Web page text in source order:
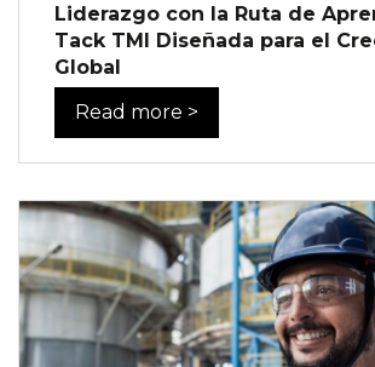
Liderazgo con la Ruta de
Tack TMI Diseñada para el
Global
Read more >